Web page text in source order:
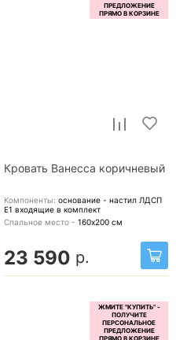
Кровать Ванесса коричневый
Компоненты: основание - настил ЛДСП
Е1 входящие в комплект
Спальное место - 160х200 см
23 590 р.